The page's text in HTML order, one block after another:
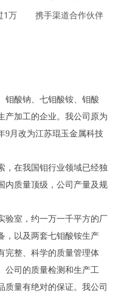
1万 携手渠道合作伙伴
钼酸钠、七钼酸铵、钼酸
产加工的企业。我公司原为
9月改为江苏琨玉金属科技
，在我国钼行业领域已经独
内质量顶级，公司产量及规
验室，约一万一千平方的厂
，以及两套七钼酸铵生产
完整、科学的质量管理体
公司的质量检测和生产工
质量有绝对的保证。我公司